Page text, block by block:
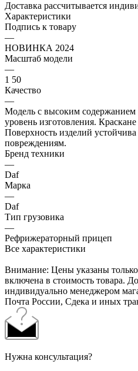
Доставка рассчитывается
Характеристики
Подпись к товару
—
НОВИНКА 2024
Масштаб модели
—
1 50
Качество
—
Модель с высоким
уровень изготовления.
Поверхность изделий
повреждениям.
Бренд техники
—
Daf
Марка
—
Daf
Тип грузовика
—
Рефрижераторный прицеп
Все характеристики
Внимание: Цены указаны только
включена в стоимость товара.
индивидуально менеджером
Почта России, Сдека и иных
Нужна консультация?